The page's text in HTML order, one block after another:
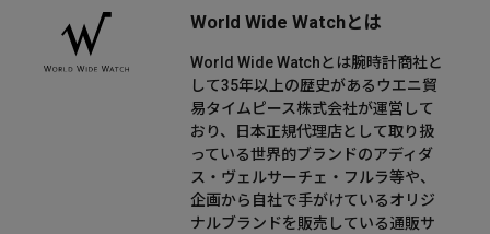
World Wide Watchとは
World Wide Watchとは腕時計商社と
して35年以上の歴史があるウエニ貿
易タイムピース株式会社が運営して
おり、日本正規代理店として取り扱
っている世界的ブランドのアディダ
ス・ヴェルサーチェ・フルラ等や、
企画から自社で手がけているオリジ
ナルブランドを販売している通販サ